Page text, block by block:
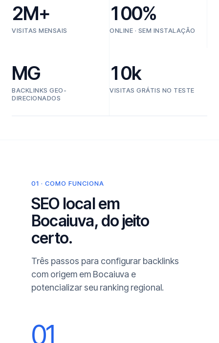
2M+
VISITAS MENSAIS
100%
ONLINE · SEM INSTALAÇÃO
MG
BACKLINKS GEO-
DIRECIONADOS
10k
VISITAS GRÁTIS NO TESTE
01 · COMO FUNCIONA
SEO local em
Bocaiuva, do jeito
certo.
Três passos para configurar backlinks
com origem em Bocaiuva e
potencializar seu ranking regional.
01